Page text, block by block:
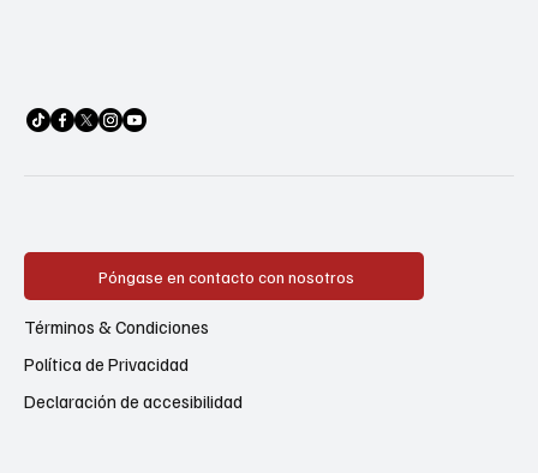
Póngase en contacto con nosotros
Política de Privacidad
Términos & Condiciones
Declaración de accesibilidad